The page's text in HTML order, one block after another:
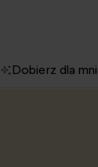
Dobierz dla